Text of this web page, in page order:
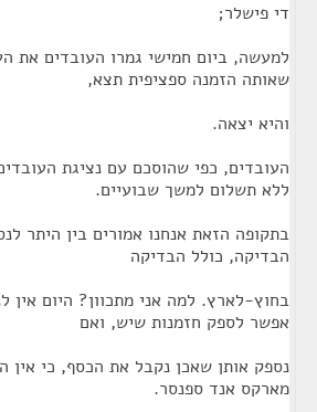
די פישלר;
למעשה, ביום חמישי גמרו העובדים את
שאותה הזמנה ספציפית תצא,
והיא יצאה.
העובדים, כפי שהוסכם עם נציגת
ללא תשלום למשך שבועיים.
בתקופה הזאת אנחנו אמורים בין היתר
הבדיקה, כולל הבדיקה
בחוץ-לארץ. למה אני מתכוון? היום אין
אפשר לספק חזמנות שיש, ואם
נספק אותן שאכן נקבל את הכסף, כי אין
מארקס אנד ספנסר.